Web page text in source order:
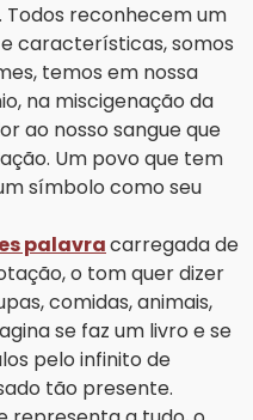
reconhecem um
características, somos
temos em nossa
na miscigenação da
ao nosso sangue que
Um povo que tem
símbolo como seu
palavracarregada de
o tom quer dizer
comidas, animais,
se faz um livro e se
pelo infinito de
tão presente.